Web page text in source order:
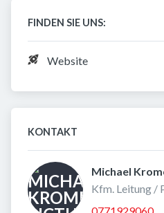
FINDEN SIE UNS:
Website
KONTAKT
Michael
Kfm. Leitung /